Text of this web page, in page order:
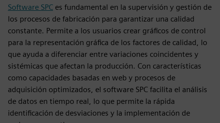
Software SPC es fundamental en la supervisión y gestión de
los procesos de fabricación para garantizar una calidad
constante. Permite a los usuarios crear gráficos de control
para la representación gráfica de los factores de calidad, lo
que ayuda a diferenciar entre variaciones coincidentes y
sistémicas que afectan la producción. Con características
como capacidades basadas en web y procesos de
adquisición optimizados, el software SPC facilita el análisis
de datos en tiempo real, lo que permite la rápida
identificación de desviaciones y la implementación de